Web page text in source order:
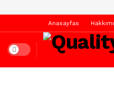
Anasayfas
Dark mode